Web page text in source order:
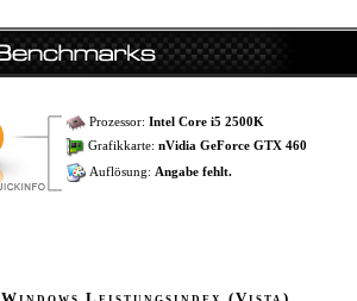
Prozessor: Intel Core i5 2500K
Grafikkarte: nVidia GeForce GTX 460
Auflösung: Angabe fehlt.